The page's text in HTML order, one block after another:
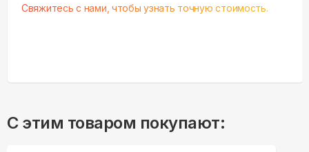
Свяжитесь с нами, чтобы узнать точную стоимость.
С этим товаром покупают: